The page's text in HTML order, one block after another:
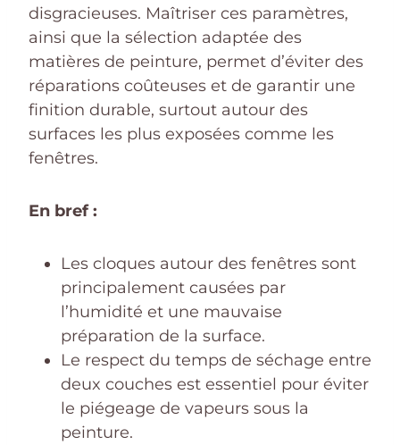
disgracieuses. Maîtriser ces paramètres,
ainsi que la sélection adaptée des
matières de peinture, permet d’éviter des
réparations coûteuses et de garantir une
finition durable, surtout autour des
surfaces les plus exposées comme les
fenêtres.
En bref :
Les cloques autour des fenêtres sont
principalement causées par
l’humidité et une mauvaise
préparation de la surface.
Le respect du temps de séchage entre
deux couches est essentiel pour éviter
le piégeage de vapeurs sous la
peinture.